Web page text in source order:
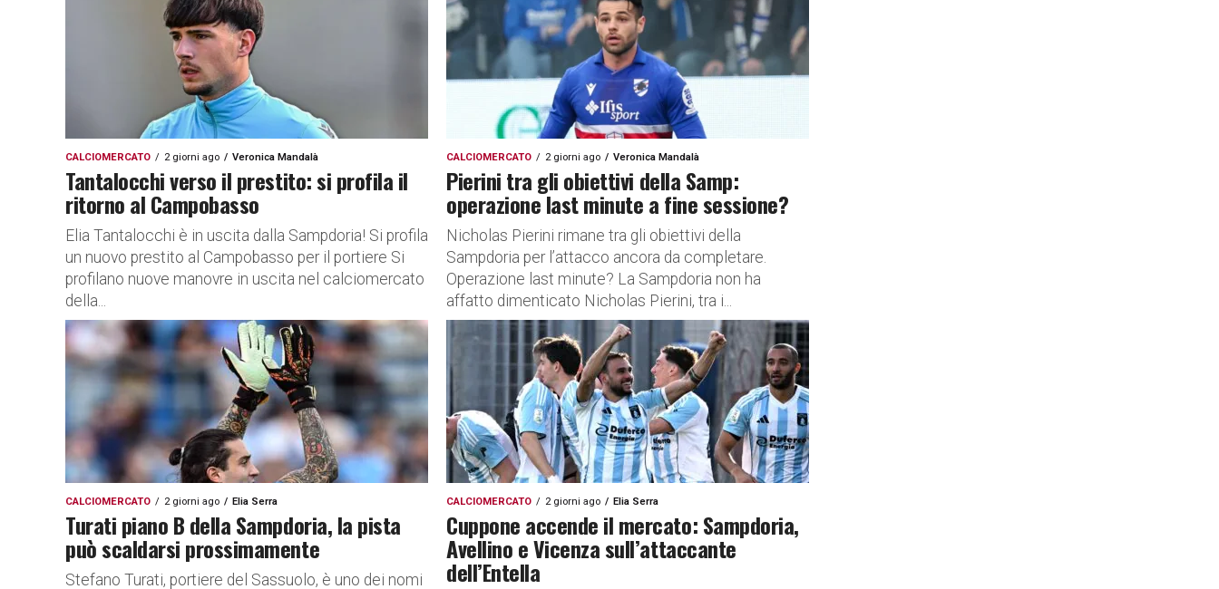
CALCIOMERCATO 2 giorni ago Veronica Mandalà
Tantalocchi verso il prestito: si profila il
ritorno al Campobasso
Elia Tantalocchi è in uscita dalla Sampdoria! Si profila
un nuovo prestito al Campobasso per il portiere Si
profilano nuove manovre in uscita nel calciomercato
della...
CALCIOMERCATO 2 giorni ago Veronica Mandalà
Pierini tra gli obiettivi della Samp:
operazione last minute a fine sessione?
Nicholas Pierini rimane tra gli obiettivi della
Sampdoria per l’attacco ancora da completare.
Operazione last minute? La Sampdoria non ha
affatto dimenticato Nicholas Pierini, tra i...
CALCIOMERCATO 2 giorni ago Elia Serra
Turati piano B della Sampdoria, la pista
può scaldarsi prossimamente
Stefano Turati, portiere del Sassuolo, è uno dei nomi
CALCIOMERCATO 2 giorni ago Elia Serra
Cuppone accende il mercato: Sampdoria,
Avellino e Vicenza sull’attaccante
dell’Entella